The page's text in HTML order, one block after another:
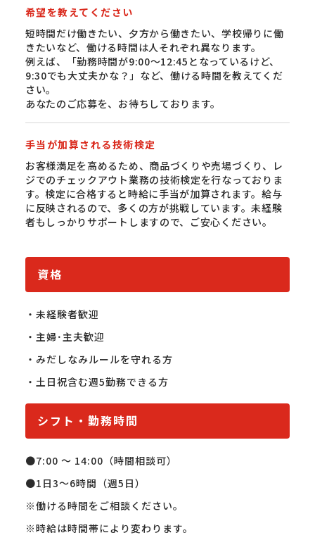
希望を教えてください
短時間だけ働きたい、夕方から働きたい、学校帰りに働
きたいなど、働ける時間は人それぞれ異なります。
例えば、「勤務時間が9:00〜12:45となっているけど、
9:30でも大丈夫かな？」など、働ける時間を教えてくだ
さい。
あなたのご応募を、お待ちしております。
手当が加算される技術検定
お客様満足を高めるため、商品づくりや売場づくり、レ
ジでのチェックアウト業務の技術検定を行なっておりま
す。検定に合格すると時給に手当が加算されます。給与
に反映されるので、多くの方が挑戦しています。未経験
者もしっかりサポートしますので、ご安心ください。
資格
・未経験者歓迎
・主婦･主夫歓迎
・みだしなみルールを守れる方
・土日祝含む週5勤務できる方
シフト・勤務時間
●7:00 ～ 14:00（時間相談可）
●1日3～6時間（週5日）
※働ける時間をご相談ください。
※時給は時間帯により変わります。